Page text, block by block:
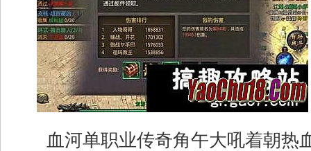
血河单职业传奇角午大吼着朝热